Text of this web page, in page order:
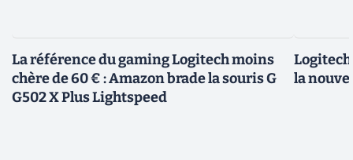
La référence du gaming Logitech moins
chère de 60 € : Amazon brade la souris G
G502 X Plus Lightspeed
la